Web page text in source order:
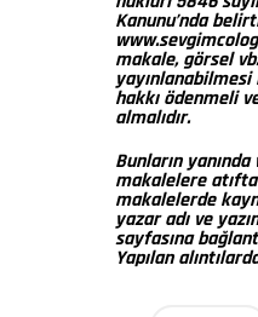
Kanunu’nda
makale, görsel
hakkı ödenmeli
almalıdır.
Bunların
makalelere
makalelerde
yazar adı ve
sayfasına
Yapılan